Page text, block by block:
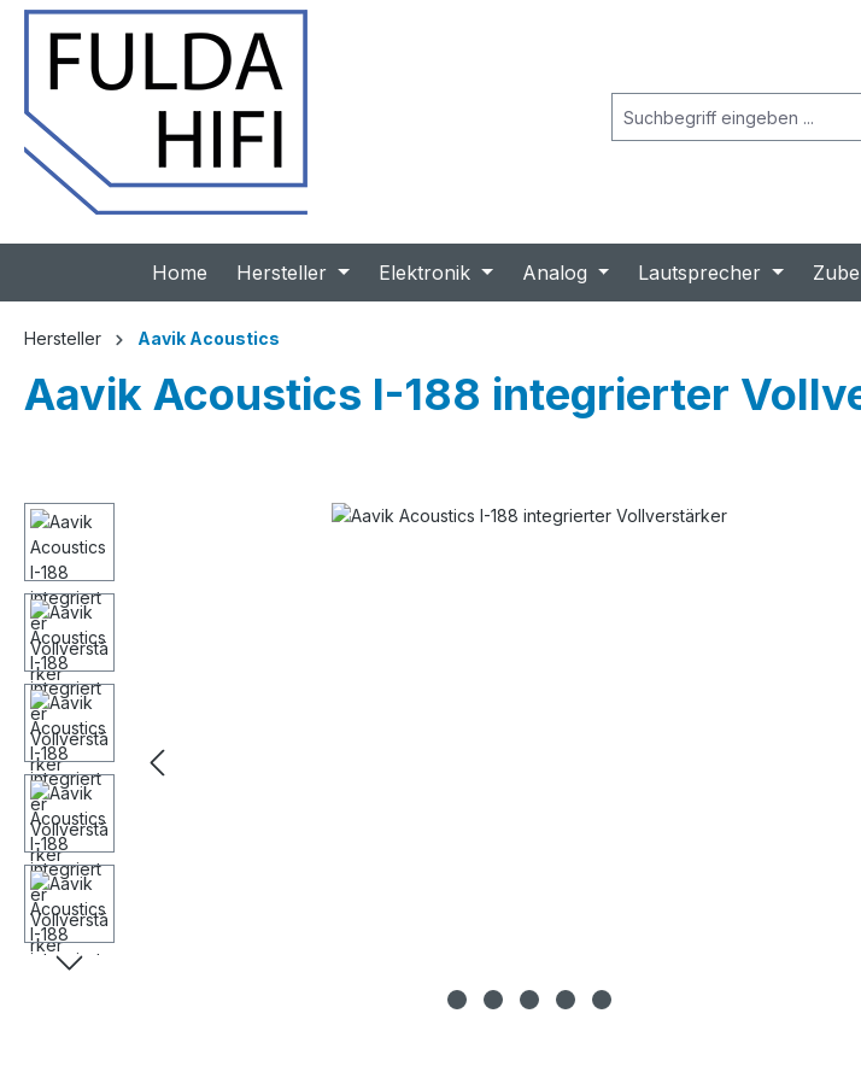
Home Hersteller Elektronik Analog Lautsprecher
Hersteller Aavik Acoustics
Aavik Acoustics I-188 integrierter
Bildergalerie überspringen